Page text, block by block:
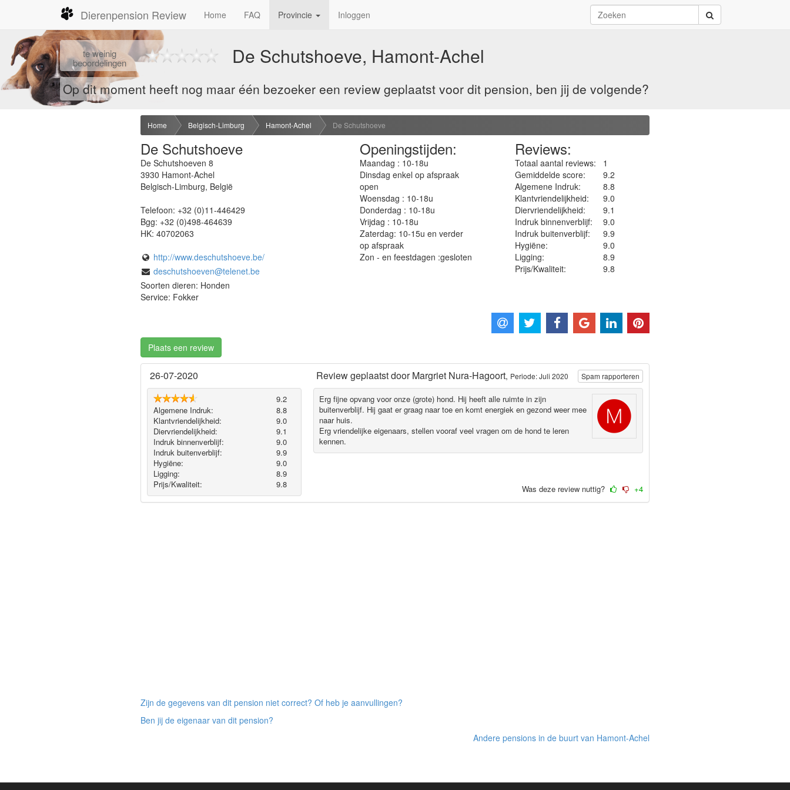
Dierenpension Review Home FAQ Provincie Inloggen
teweinig
beoordelingen De Schutshoeve, Hamont-Achel
Op dit moment heeft nog maar één bezoeker een review geplaatst voor dit pension, ben jij de volgende?
Home Belgisch-Limburg Hamont-Achel De Schutshoeve
De Schutshoeve
De Schutshoeven 8
3930 Hamont-Achel
Belgisch-Limburg, België
Telefoon: +32 (0)11-446429
Bgg: +32 (0)498-464639
HK: 40702063
http://www.deschutshoeve.be/
deschutshoeven@telenet.be
Soorten dieren: Honden
Service: Fokker
Openingstijden:
Maandag : 10-18u
Dinsdag enkel op afspraak
open
Woensdag : 10-18u
Donderdag : 10-18u
Vrijdag : 10-18u
Zaterdag: 10-15u en verder
op afspraak
Zon - en feestdagen :gesloten
Reviews:
Totaal aantal reviews:
1
Gemiddelde score:
9.2
Algemene Indruk:
8.8
Klantvriendelijkheid:
9.0
Diervriendelijkheid:
9.1
Indruk binnenverblijf:
9.0
Indruk buitenverblijf:
9.9
Hygiëne‎:
9.0
Ligging:
8.9
Prijs/Kwaliteit:
9.8
Plaats een review
26-07-2020
9.2
Algemene Indruk:
8.8
Klantvriendelijkheid:
9.0
Diervriendelijkheid:
9.1
Indruk binnenverblijf:
9.0
Indruk buitenverblijf:
9.9
Hygiëne‎:
9.0
Ligging:
8.9
Prijs/Kwaliteit:
9.8
Review geplaatst doorMargriet Nura-Hagoort, Periode: Juli 2020
Erg fijne opvang voor onze (grote) hond. Hij heeft alle ruimte in zijn
buitenverblijf. Hij gaat er graag naar toe en komt energiek en gezond weer mee
naar huis.
Erg vriendelijke eigenaars, stellen vooraf veel vragen om de hond te leren
kennen.
Spam rapporteren
Was deze review nuttig? +4
Zijn de gegevens van dit pension niet correct? Of heb je aanvullingen?
Ben jij de eigenaar van dit pension?
Andere pensions in de buurt van Hamont-Achel